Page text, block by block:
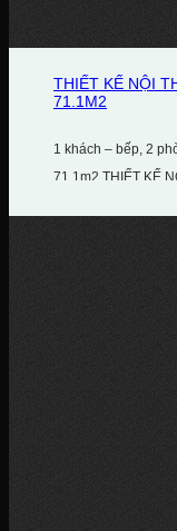
THIẾT KẾ NỘI
71.1M2
1 khách – bếp, 2
71.1m2 THIẾT KẾ